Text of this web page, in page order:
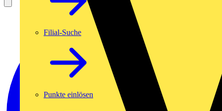
Filial-Suche
Punkte einlösen